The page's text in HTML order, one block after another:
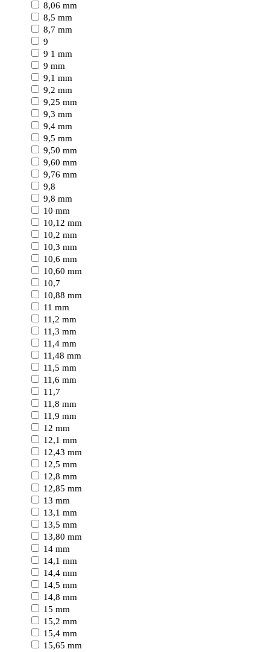
8,06 mm
8,5 mm
8,7 mm
9
9 1 mm
9 mm
9,1 mm
9,2 mm
9,25 mm
9,3 mm
9,4 mm
9,5 mm
9,50 mm
9,60 mm
9,76 mm
9,8
9,8 mm
10 mm
10,12 mm
10,2 mm
10,3 mm
10,6 mm
10,60 mm
10,7
10,88 mm
11 mm
11,2 mm
11,3 mm
11,4 mm
11,48 mm
11,5 mm
11,6 mm
11,7
11,8 mm
11,9 mm
12 mm
12,1 mm
12,43 mm
12,5 mm
12,8 mm
12,85 mm
13 mm
13,1 mm
13,5 mm
13,80 mm
14 mm
14,1 mm
14,4 mm
14,5 mm
14,8 mm
15 mm
15,2 mm
15,4 mm
15,65 mm